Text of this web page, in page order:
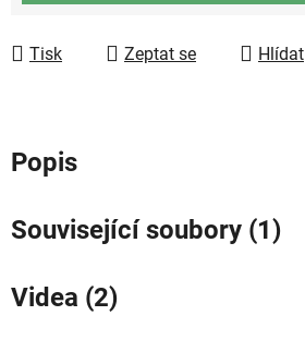
Tisk Zeptat se Hlídat
Popis
Související soubory (1)
Videa (2)